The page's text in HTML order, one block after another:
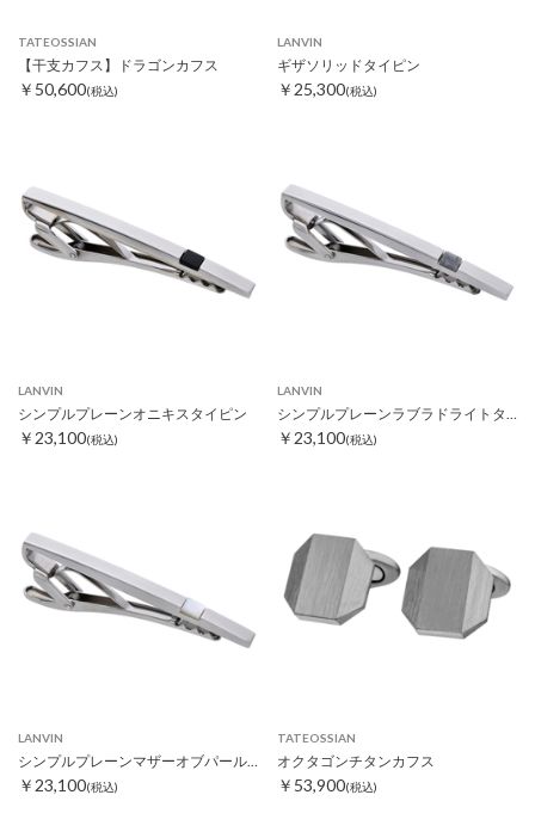
TATEOSSIAN
【干支カフス】ドラゴンカフス
￥50,600(税込)
LANVIN
ギザソリッドタイピン
￥25,300(税込)
LANVIN
シンプルプレーンオニキスタイピン
￥23,100(税込)
LANVIN
￥23,100(税込)
LANVIN
シンプルプレーンマザーオブパールタイピン
￥23,100(税込)
TATEOSSIAN
オクタゴンチタンカフス
￥53,900(税込)